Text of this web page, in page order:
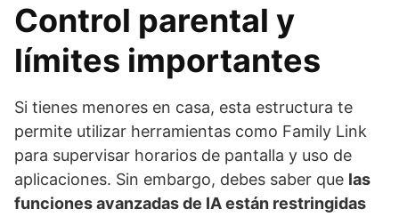
Control parental y
límites importantes
Si tienes menores en casa, esta estructura te
permite utilizar herramientas como Family Link
para supervisar horarios de pantalla y uso de
aplicaciones. Sin embargo, debes saber que las
funciones avanzadas de IA están restringidas